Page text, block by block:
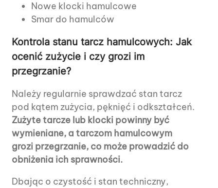
Nowe klocki hamulcowe
Smar do hamulców
Kontrola stanu tarcz hamulcowych: Jak
ocenić zużycie i czy grozi im
przegrzanie?
Należy regularnie sprawdzać stan tarcz
pod kątem zużycia, pęknięć i odkształceń.
Zużyte tarcze lub klocki powinny być
wymieniane, a tarczom hamulcowym
grozi przegrzanie, co może prowadzić do
obniżenia ich sprawności.
Dbając o czystość i stan techniczny,